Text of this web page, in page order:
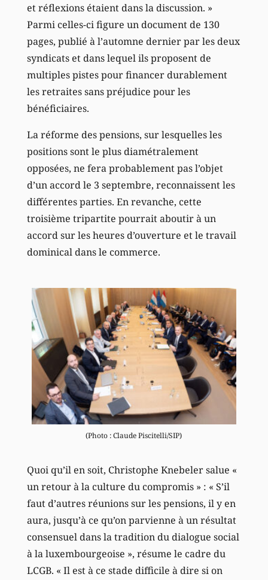
et réflexions étaient dans la discussion. »
Parmi celles-ci figure un document de 130
pages, publié à l’automne dernier par les deux
syndicats et dans lequel ils proposent de
multiples pistes pour financer durablement
les retraites sans préjudice pour les
bénéficiaires.
La réforme des pensions, sur lesquelles les
positions sont le plus diamétralement
opposées, ne fera probablement pas l’objet
d’un accord le 3 septembre, reconnaissent les
différentes parties. En revanche, cette
troisième tripartite pourrait aboutir à un
accord sur les heures d’ouverture et le travail
dominical dans le commerce.
(Photo : Claude Piscitelli/SIP)
Quoi qu’il en soit, Christophe Knebeler salue «
un retour à la culture du compromis » : « S’il
faut d’autres réunions sur les pensions, il y en
aura, jusqu’à ce qu’on parvienne à un résultat
consensuel dans la tradition du dialogue social
à la luxembourgeoise », résume le cadre du
LCGB. « Il est à ce stade difficile à dire si on